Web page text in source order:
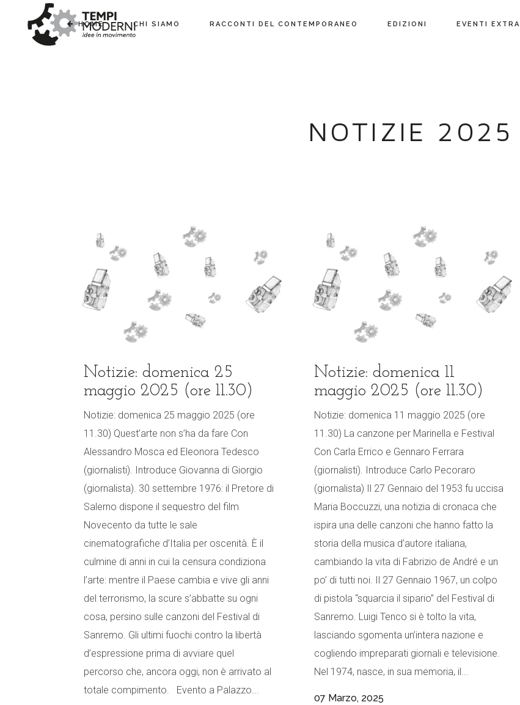
HOME CHI SIAMO RACCONTI DEL CONTEMPORANEO EDIZIONI EVENTI EXTRA
NOTIZIE 2025
Notizie: domenica 25
maggio 2025 (ore 11.30)
Notizie: domenica 25 maggio 2025 (ore
11.30) Quest’arte non s’ha da fare Con
Alessandro Mosca ed Eleonora Tedesco
(giornalisti). Introduce Giovanna di Giorgio
(giornalista). 30 settembre 1976: il Pretore di
Salerno dispone il sequestro del film
Novecento da tutte le sale
cinematografiche d’Italia per oscenità. È il
culmine di anni in cui la censura condiziona
l’arte: mentre il Paese cambia e vive gli anni
del terrorismo, la scure s’abbatte su ogni
cosa, persino sulle canzoni del Festival di
Sanremo. Gli ultimi fuochi contro la libertà
d’espressione prima di avviare quel
percorso che, ancora oggi, non è arrivato al
totale compimento. Evento a Palazzo...
Notizie: domenica 11
maggio 2025 (ore 11.30)
Notizie: domenica 11 maggio 2025 (ore
11.30) La canzone per Marinella e Festival
Con Carla Errico e Gennaro Ferrara
(giornalisti). Introduce Carlo Pecoraro
(giornalista) Il 27 Gennaio del 1953 fu uccisa
Maria Boccuzzi, una notizia di cronaca che
ispira una delle canzoni che hanno fatto la
storia della musica d’autore italiana,
cambiando la vita di Fabrizio de André e un
po’ di tutti noi. Il 27 Gennaio 1967, un colpo
di pistola “squarcia il sipario” del Festival di
Sanremo. Luigi Tenco si è tolto la vita,
lasciando sgomenta un’intera nazione e
cogliendo impreparati giornali e televisione.
Nel 1974, nasce, in sua memoria, il...
07 Marzo, 2025